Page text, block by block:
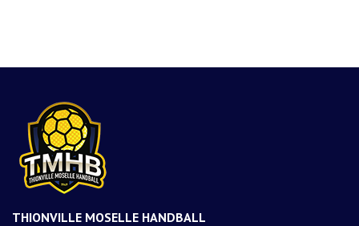
THIONVILLE MOSELLE HANDBALL